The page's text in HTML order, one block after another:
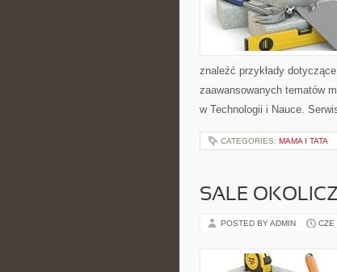
znaleźć przykłady
zaawansowanych tematów
w Technologii i Nauce.
CATEGORIES: MAMA I TATA
SALE
POSTED BY ADMIN CZE